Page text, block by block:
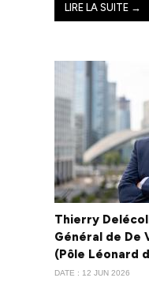
LIRE LA SUITE →
Thierry
Général de De
(Pôle Léonard
DATE : 12 JUN 2026